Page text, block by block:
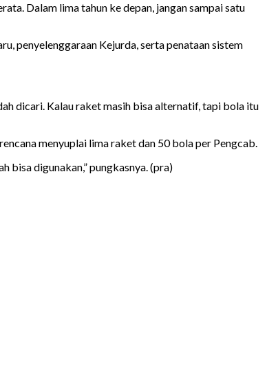
Dalam lima tahun ke depan, jangan sampai satu
penyelenggaraan Kejurda, serta penataan sistem
dicari. Kalau raket masih bisa alternatif, tapi bola itu
menyuplai lima raket dan 50 bola per Pengcab.
bisa digunakan,” pungkasnya. (pra)